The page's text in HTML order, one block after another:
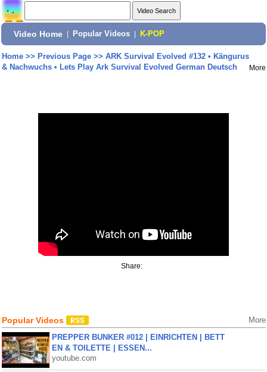
Video Home Popular Videos K-POP
Home>> Previous Page>> ARK Survival Evolved #132 • Kängurus
& Nachwuchs • Lets Play Ark Survival Evolved German Deutsch
More
Share:
Popular Videos More
PREPPER BUNKER #012 | EINRICHTEN | BETT
EN & TOILETTE | ESSEN...
youtube.com